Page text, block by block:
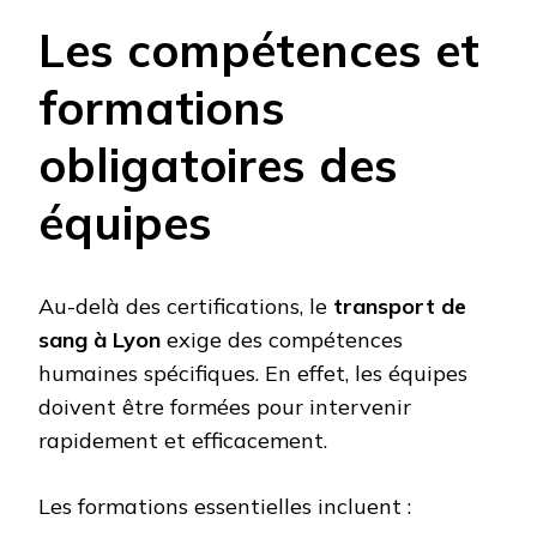
Les compétences et
formations
obligatoires des
équipes
Au-delà des certifications, le transport de
sang à Lyon exige des compétences
humaines spécifiques. En effet, les équipes
doivent être formées pour intervenir
rapidement et efficacement.
Les formations essentielles incluent :